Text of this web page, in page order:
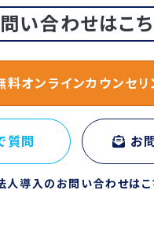
い合わせはこ
料オンラインカウンセリ
質問 お
人導入のお問い合わせはこ